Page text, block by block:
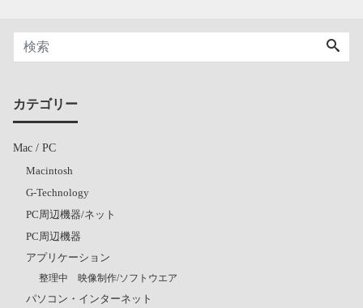
カテゴリー
Mac / PC
Macintosh
G-Technology
PC周辺機器/ネット
PC周辺機器
アプリケーション
整理中 映像制作/ソフトウエア
パソコン・インターネット